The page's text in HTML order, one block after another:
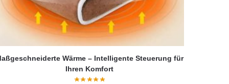
Wärme – Intelligente Steuerung für
Ihren Komfort